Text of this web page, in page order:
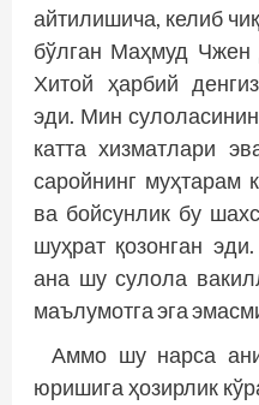
айтилишича, келиб
бўлган Маҳмуд
Хитой ҳарбий
эди. Мин
катта хизматлари
саройнинг муҳтарам
ва бойсунлик бу
шуҳрат қозонган
ана шу сулола
маълумотга эга
Аммо шу нарса
юришига ҳозирлик